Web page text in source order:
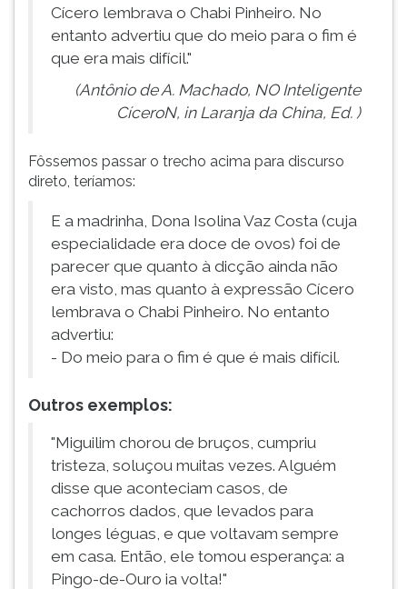
Cícero lembrava o Chabi Pinheiro. No
entanto advertiu que do meio para o fim é
que era mais difícil."
(Antônio de A. Machado, NO Inteligente
CíceroN, in Laranja da China, Ed. )
Fôssemos passar o trecho acima para discurso
direto, teríamos:
E a madrinha, Dona Isolina Vaz Costa (cuja
especialidade era doce de ovos) foi de
parecer que quanto à dicção ainda não
era visto, mas quanto à expressão Cícero
lembrava o Chabi Pinheiro. No entanto
advertiu:
- Do meio para o fim é que é mais difícil.
Outros exemplos:
"Miguilim chorou de bruços, cumpriu
tristeza, soluçou muitas vezes. Alguém
disse que aconteciam casos, de
cachorros dados, que levados para
longes léguas, e que voltavam sempre
em casa. Então, ele tomou esperança: a
Pingo-de-Ouro ia volta!"